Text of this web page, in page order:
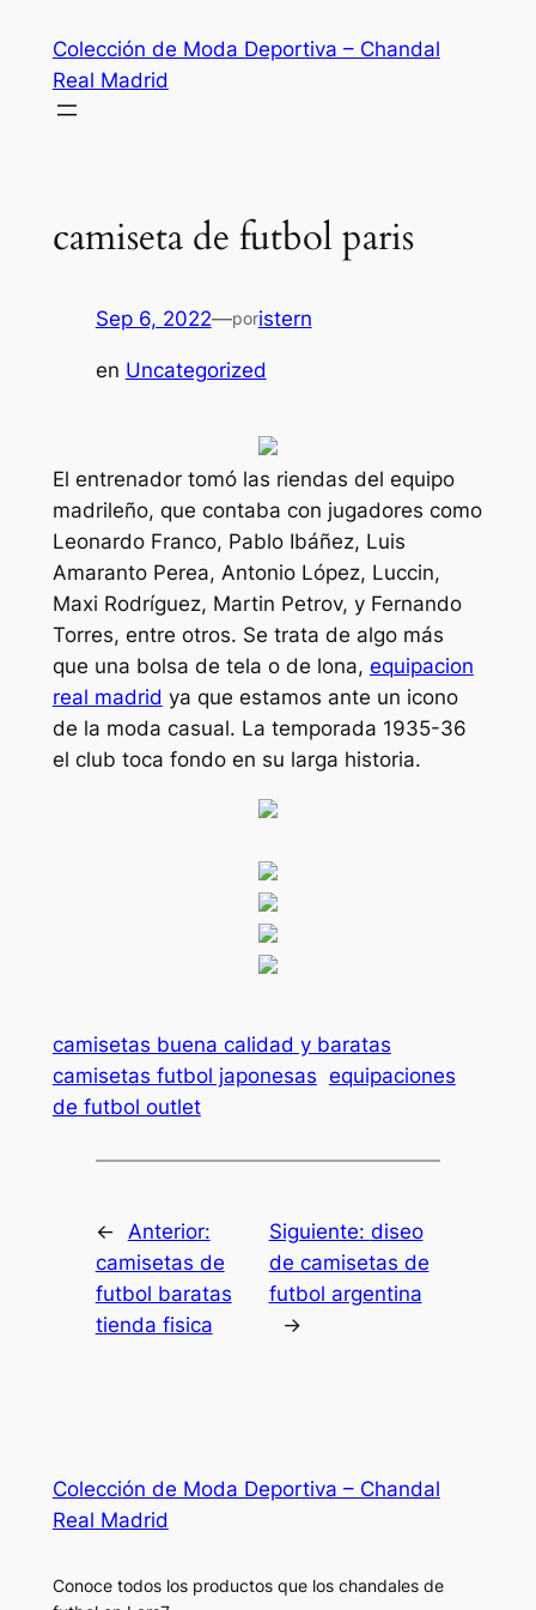
contenido
Colección de Moda Deportiva – Chandal
Real Madrid
camiseta de futbol paris
Sep 6, 2022—poristern
en Uncategorized
El entrenador tomó las riendas del equipo
madrileño, que contaba con jugadores como
Leonardo Franco, Pablo Ibáñez, Luis
Amaranto Perea, Antonio López, Luccin,
Maxi Rodríguez, Martin Petrov, y Fernando
Torres, entre otros. Se trata de algo más
que una bolsa de tela o de lona, equipacion
real madrid ya que estamos ante un icono
de la moda casual. La temporada 1935-36
el club toca fondo en su larga historia.
camisetas buena calidad y baratas
camisetas futbol japonesas equipaciones
de futbol outlet
←
Anterior:
camisetas de
futbol baratas
tienda fisica
Siguiente: diseo
de camisetas de
futbol argentina
→
Colección de Moda Deportiva – Chandal
Real Madrid
Conoce todos los productos que los chandales de